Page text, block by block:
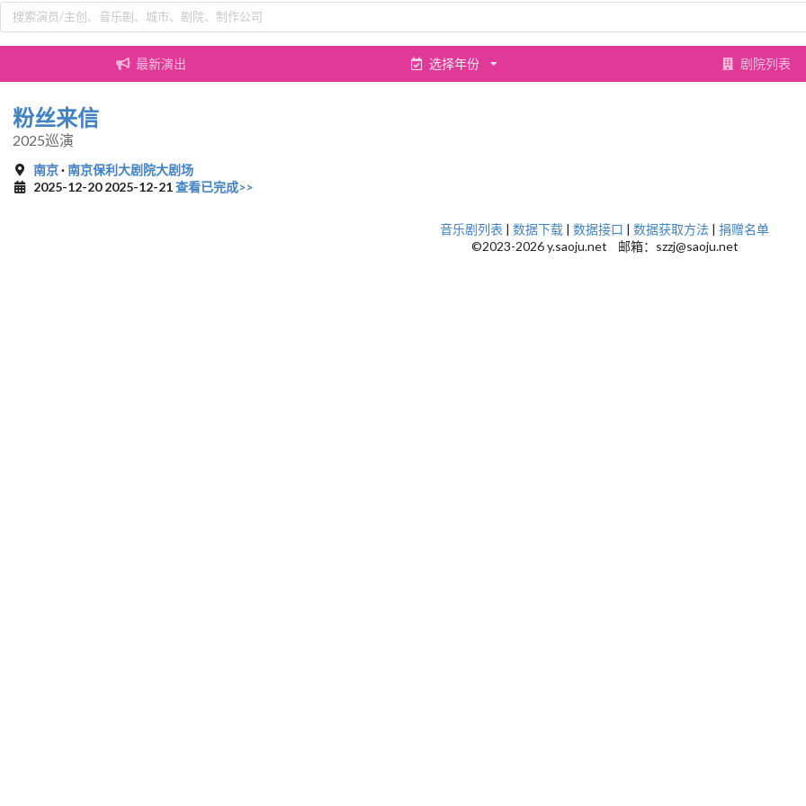
最新演出 选择年份 剧院列表
粉丝来信
2025巡演
南京·南京保利大剧院大剧场
2025-12-20 2025-12-21查看已完成>>
音乐剧列表 | 数据下载 | 数据接口 | 数据获取方法 | 捐赠名单
©2023-2026 y.saoju.net 邮箱：szzj@saoju.net